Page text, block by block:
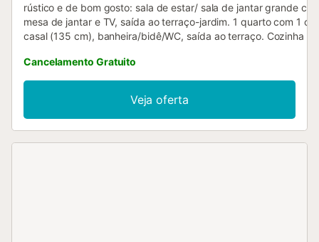
rústico e de bom gosto: sala de estar/ sala de jantar grande
mesa de jantar e TV, saída ao terraço-jardim. 1 quarto com 1
casal (135 cm), banheira/bidê/WC, saída ao terraço. Cozinha
separado. Aquecimento. Andar superior: 2 quartos, grandes,
com 1 cama de casal (135 cm). 1 quarto com 2 camas (90 cm),
terraço. Banheira/bidê/WC. Aquecimento. Terraço 12 m2,
30 m2, pérgula 19 m2. Móveis de terraço, churrasqueira. Vista
bonita ao mar, às montanhas e à paisagem. O alojamento
Cancelamento Gratuito
Veja oferta